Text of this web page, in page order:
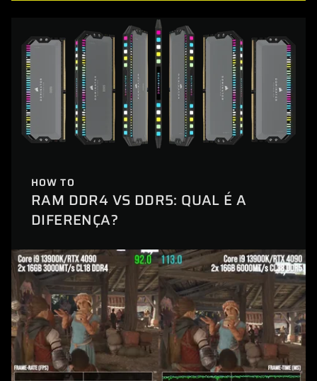
HOW TO
RAM DDR4 VS DDR5: QUAL É A
DIFERENÇA?